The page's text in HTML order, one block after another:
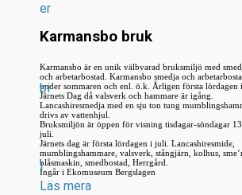
er
bi
l
Karmansbo bruk
Karmansbo är en unik välbvarad bruksmiljö med
och arbetarbostad. Karmansbo smedja och
under sommaren och enl. ö.k. Årligen första lördagen
Järnets Dag då valsverk och hammare är igång.
Lancashiresmedja med en sju ton tung
drivs av vattenhjul.
Bruksmiljön är öppen för visning tisdagar-söndagar
juli.
Järnets dag är första lördagen i juli. Lancashiresmide,
mumblingshammare, valsverk, stångjärn, kolhus,
blåsmaskin, smedbostad, Herrgård.
Ingår i Ekomuseum Bergslagen
Läs mera